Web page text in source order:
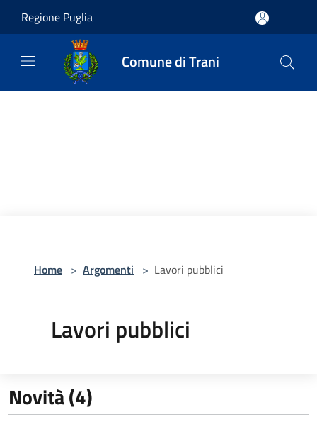
Regione Puglia
Comune di Trani
Home > Argomenti > Lavori pubblici
Lavori pubblici
Novità (4)